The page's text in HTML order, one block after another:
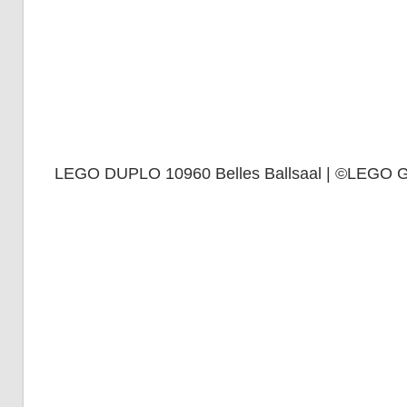
LEGO DUPLO 10960 Belles Ballsaal | ©LEGO